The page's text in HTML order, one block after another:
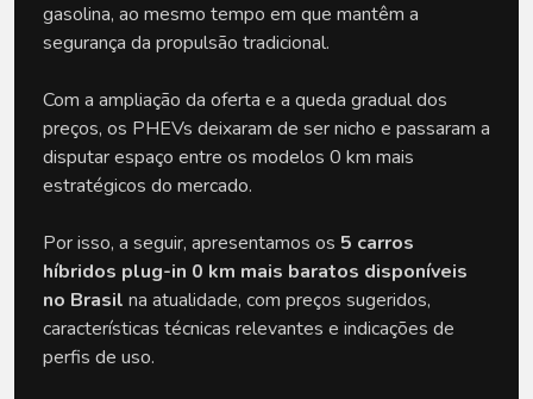
gasolina, ao mesmo tempo em que mantêm a
segurança da propulsão tradicional.
Com a ampliação da oferta e a queda gradual dos
preços, os PHEVs deixaram de ser nicho e passaram a
disputar espaço entre os modelos 0 km mais
estratégicos do mercado.
Por isso, a seguir, apresentamos os 5 carros
híbridos plug-in 0 km mais baratos disponíveis
no Brasil na atualidade, com preços sugeridos,
características técnicas relevantes e indicações de
perfis de uso.